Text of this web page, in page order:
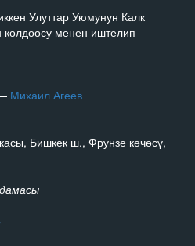
Улуттар Уюмунун Калк
менен иштелип
Михаил Агеев
Бишкек ш., Фрунзе көчөсү,